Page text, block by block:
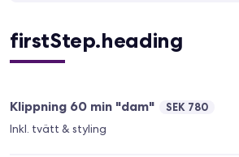
firstStep.heading
Klippning 60 min "dam" SEK 780
Inkl. tvätt & styling